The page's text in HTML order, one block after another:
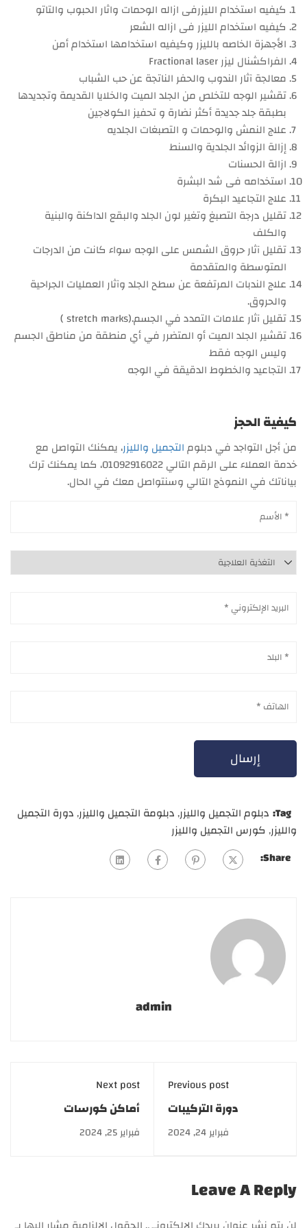
كيفيه استخدام الليزرفى ازاله الوحمات واثار الحبوب والتاتو
كيفيه استخدام الليزر فى ازاله الشعر
الأجهزة الخاصه بالليزر وكيفيه استخدامها استخدام أمن
الفراكشنال ليزر Fractional laser
معالجة آثار الندوب والحفر الناتجة عن حب الشباب
تقشير الوجه للتخلص من الجلد الميت والخلايا القديمة وتجديدها
بطبقة جلد جديدة أكثر نضارة و تحفيز الكولاجين
علاج النمش والوحمات و التصبغات الجلديه
إزالة الزوائد الجلدية والسنط
ازالة الحسنات
استخدامه فى شد البشرة
علاج التجاعيد البكرة
تقليل درجة التصبغ وتغير لون الجلد والبقع الداكنة والبنية
والكلف
تقليل آثار حروق الشمس على الوجه سواء كانت من الدرجات
المتوسطة والمتقدمة
علاج الندبات المرتفعة عن سطح الجلد وآثار العمليات الجراحية
والحروق.
تقليل آثار علامات التمدد في الجسم.(stretch marks )
تقشير الجلد الميت أو المتضرر في أي منطقة من مناطق الجسم
وليس الوجه فقط
التجاعيد والخطوط الدقيقة في الوجه
كيفية الحجز
من أجل التواجد في دبلومالتجميل والليزر، يمكنك التواصل مع
خدمة العملاء على الرقم التالي 01092916022، كما يمكنك ترك
بياناتك في النموذج التالي وسنتواصل معك في الحال.
Tag: دبلوم التجميل والليزر,دبلومة التجميل والليزر,دورة التجميل
والليزر, كورس التجميل والليزر
Share:
admin
Previous post
دورة التركيبات
الصيدلانية.. خصم 50%
وتقسيط على 6 شهور
فبراير 24, 2024
Next post
أماكن كورسات
مستحضرات التجميل
فبراير 25, 2024
Leave A Reply